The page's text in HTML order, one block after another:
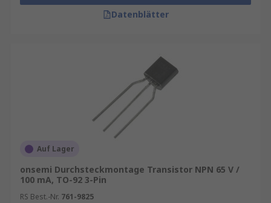
Datenblätter
Auf Lager
onsemi Durchsteckmontage Transistor NPN 65 V /
100 mA, TO-92 3-Pin
RS Best.-Nr. 761-9825